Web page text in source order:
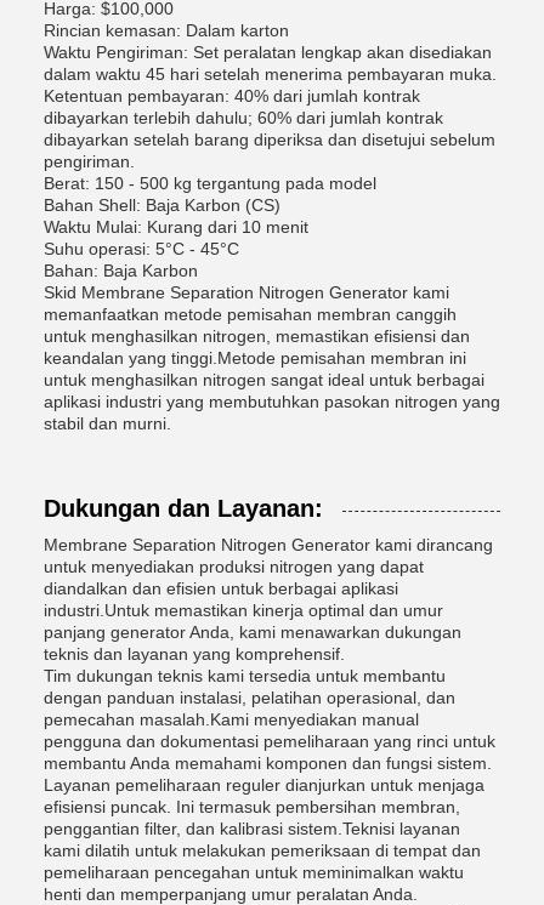
Harga: $100,000
Rincian kemasan: Dalam karton
Waktu Pengiriman: Set peralatan lengkap akan disediakan
dalam waktu 45 hari setelah menerima pembayaran muka.
Ketentuan pembayaran: 40% dari jumlah kontrak
dibayarkan terlebih dahulu; 60% dari jumlah kontrak
dibayarkan setelah barang diperiksa dan disetujui sebelum
pengiriman.
Berat: 150 - 500 kg tergantung pada model
Bahan Shell: Baja Karbon (CS)
Waktu Mulai: Kurang dari 10 menit
Suhu operasi: 5°C - 45°C
Bahan: Baja Karbon
Skid Membrane Separation Nitrogen Generator kami
memanfaatkan metode pemisahan membran canggih
untuk menghasilkan nitrogen, memastikan efisiensi dan
keandalan yang tinggi.Metode pemisahan membran ini
untuk menghasilkan nitrogen sangat ideal untuk berbagai
aplikasi industri yang membutuhkan pasokan nitrogen yang
stabil dan murni.
Dukungan dan Layanan:
Membrane Separation Nitrogen Generator kami dirancang
untuk menyediakan produksi nitrogen yang dapat
diandalkan dan efisien untuk berbagai aplikasi
industri.Untuk memastikan kinerja optimal dan umur
panjang generator Anda, kami menawarkan dukungan
teknis dan layanan yang komprehensif.
Tim dukungan teknis kami tersedia untuk membantu
dengan panduan instalasi, pelatihan operasional, dan
pemecahan masalah.Kami menyediakan manual
pengguna dan dokumentasi pemeliharaan yang rinci untuk
membantu Anda memahami komponen dan fungsi sistem.
Layanan pemeliharaan reguler dianjurkan untuk menjaga
efisiensi puncak. Ini termasuk pembersihan membran,
penggantian filter, dan kalibrasi sistem.Teknisi layanan
kami dilatih untuk melakukan pemeriksaan di tempat dan
pemeliharaan pencegahan untuk meminimalkan waktu
henti dan memperpanjang umur peralatan Anda.